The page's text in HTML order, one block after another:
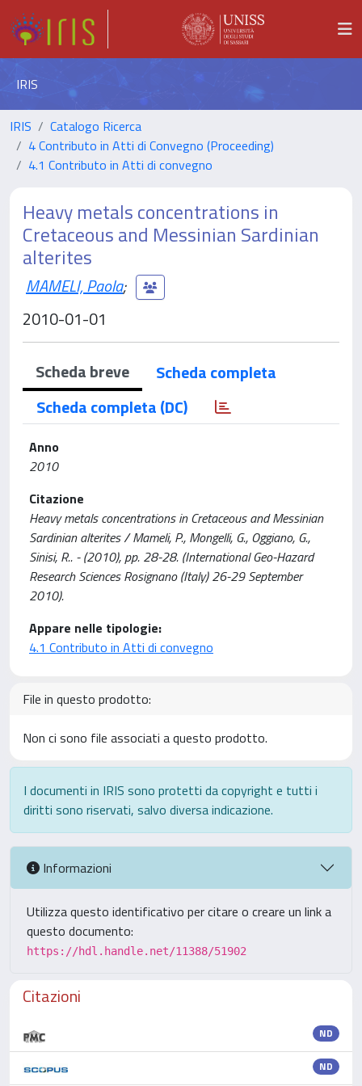
IRIS
IRIS
Catalogo Ricerca
4 Contributo in Atti di Convegno (Proceeding)
4.1 Contributo in Atti di convegno
Heavy metals concentrations in
Cretaceous and Messinian Sardinian
alterites
MAMELI, Paola;
2010-01-01
Scheda breve
Scheda completa
Scheda completa (DC)
Anno
2010
Citazione
Heavy metals concentrations in Cretaceous and Messinian
Sardinian alterites / Mameli, P., Mongelli, G., Oggiano, G.,
Sinisi, R.. - (2010), pp. 28-28. (International Geo-Hazard
Research Sciences Rosignano (Italy) 26-29 September
2010).
Appare nelle tipologie:
4.1 Contributo in Atti di convegno
File in questo prodotto:
Non ci sono file associati a questo prodotto.
I documenti in IRIS sono protetti da copyright e tutti i
diritti sono riservati, salvo diversa indicazione.
Informazioni
Utilizza questo identificativo per citare o creare un link a
questo documento:
https://hdl.handle.net/11388/51902
Citazioni
ND
ND